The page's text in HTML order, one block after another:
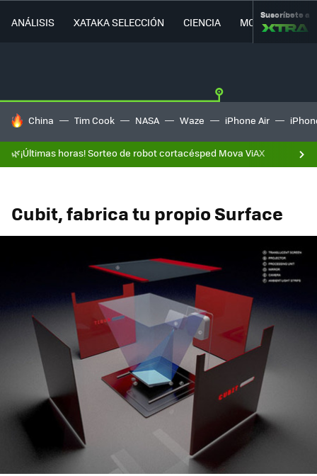
ANÁLISIS XATAKA SELECCIÓN CIENCIA MOVILIDAD
Suscríbete a
HOY SE HABLA DE
China Tim Cook NASA Waze iPhone Air
🌿¡Últimas horas! Sorteo de robot cortacésped Mova ViAX
Cubit, fabrica tu propio Surface